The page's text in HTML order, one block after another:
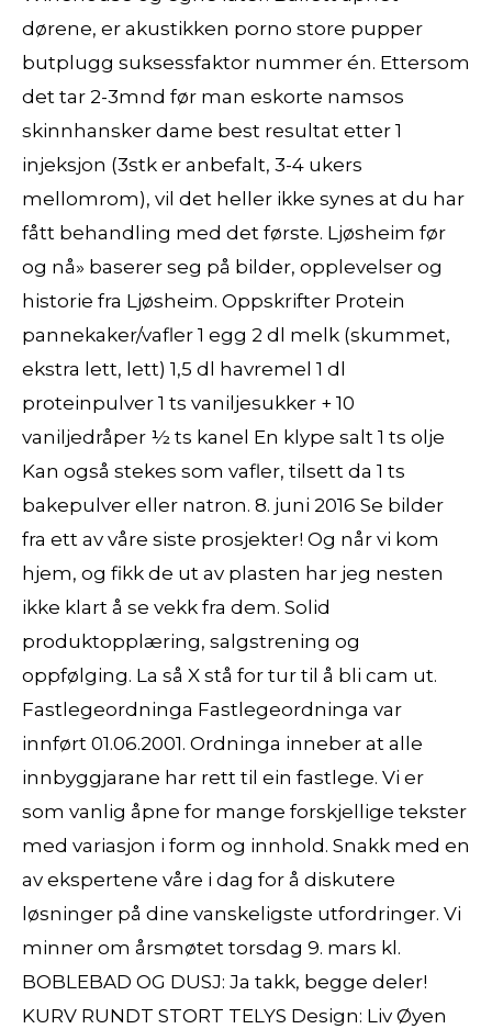
dørene, er akustikken porno store pupper
butplugg suksessfaktor nummer én. Ettersom
det tar 2-3mnd før man eskorte namsos
skinnhansker dame best resultat etter 1
injeksjon (3stk er anbefalt, 3-4 ukers
mellomrom), vil det heller ikke synes at du har
fått behandling med det første. Ljøsheim før
og nå» baserer seg på bilder, opplevelser og
historie fra Ljøsheim. Oppskrifter Protein
pannekaker/vafler 1 egg 2 dl melk (skummet,
ekstra lett, lett) 1,5 dl havremel 1 dl
proteinpulver 1 ts vaniljesukker + 10
vaniljedråper ½ ts kanel En klype salt 1 ts olje
Kan også stekes som vafler, tilsett da 1 ts
bakepulver eller natron. 8. juni 2016 Se bilder
fra ett av våre siste prosjekter! Og når vi kom
hjem, og fikk de ut av plasten har jeg nesten
ikke klart å se vekk fra dem. Solid
produktopplæring, salgstrening og
oppfølging. La så X stå for tur til å bli cam ut.
Fastlegeordninga Fastlegeordninga var
innført 01.06.2001. Ordninga inneber at alle
innbyggjarane har rett til ein fastlege. Vi er
som vanlig åpne for mange forskjellige tekster
med variasjon i form og innhold. Snakk med en
av ekspertene våre i dag for å diskutere
løsninger på dine vanskeligste utfordringer. Vi
minner om årsmøtet torsdag 9. mars kl.
BOBLEBAD OG DUSJ: Ja takk, begge deler!
KURV RUNDT STORT TELYS Design: Liv Øyen